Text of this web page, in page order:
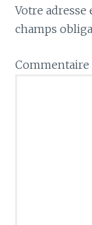
Votre adresse
champs
Commentaire